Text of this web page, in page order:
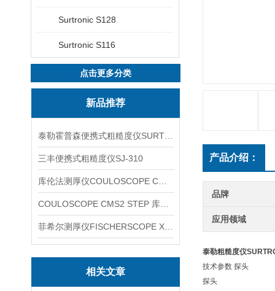
Surtronic S128
Surtronic S116
点击更多分类
新品推荐
三丰便携式粗糙度仪SJ-310
相关文章
产品介绍：
品牌
应用领域
泰勒粗糙度仪
技术参数 探头
探头